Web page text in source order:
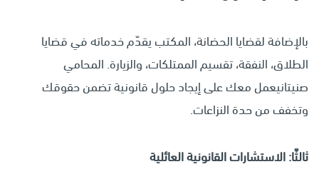
بالإضافة لقضايا الحضانة، المكتب يقدّم خدماته في قضايا
الطلاق، النفقة، تقسيم الممتلكات، والزيارة. المحامي
صنيتانيعمل معك على إيجاد حلول قانونية تضمن حقوقك
وتخفف من حدة النزاعات.
ثالثًا: الاستشارات القانونية العائلية